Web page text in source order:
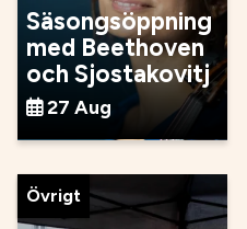
Säsongsöppning
med Beethoven
och Sjostakovitj
27 Aug
Övrigt